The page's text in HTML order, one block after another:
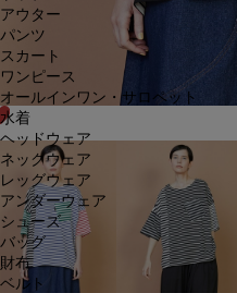
アウター
パンツ
スカート
ワンピース
オールインワン・サロペット
水着
ヘッドウェア
ネックウェア
レッグウェア
アンダーウェア
シューズ
バッグ
財布
ベルト